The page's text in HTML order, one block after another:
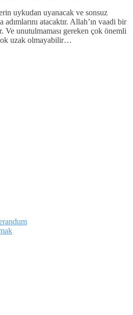
uykudan uyanacak ve sonsuz
atacaktır. Allah’ın vaadi bir
Ve unutulmaması gereken çok önemli
uzak olmayabilir…